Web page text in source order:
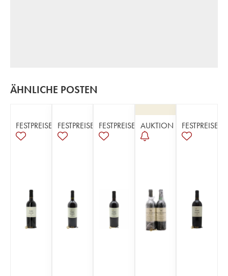
ÄHNLICHE POSTEN
FESTPREISE FESTPREISE FESTPREISE AUKTION FESTPREISE